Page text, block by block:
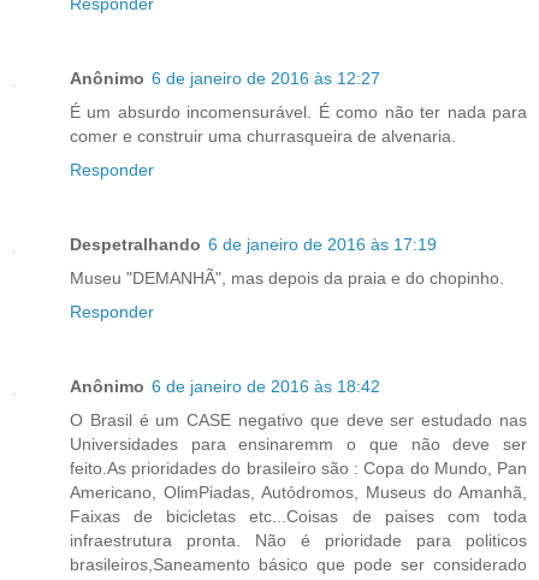
Anônimo 6 de janeiro de 2016 às 12:27
É um absurdo incomensurável. É como não ter nada para
comer e construir uma churrasqueira de alvenaria.
Responder
Despetralhando 6 de janeiro de 2016 às 17:19
Museu "DEMANHÃ", mas depois da praia e do chopinho.
Responder
Anônimo 6 de janeiro de 2016 às 18:42
O Brasil é um CASE negativo que deve ser estudado nas
Universidades para ensinaremm o que não deve ser
feito.As prioridades do brasileiro são : Copa do Mundo, Pan
Americano, OlimPiadas, Autódromos, Museus do Amanhã,
Faixas de bicicletas etc...Coisas de paises com toda
infraestrutura pronta. Não é prioridade para politicos
brasileiros,Saneamento básico que pode ser considerado